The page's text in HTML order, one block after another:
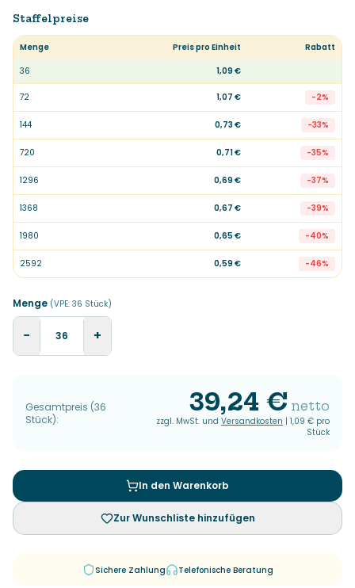
Staffelpreise
Menge Preis pro Einheit
Rabatt
36
1,09 €
72 1,07 € -2%
144 0,73 € -33%
720 0,71 € -35%
1296 0,69 € -37%
1368 0,67 € -39%
1980 0,65 € -40%
2592 0,59 € -46%
Menge (VPE: 36 Stück)
− +
Gesamtpreis (36
Stück):
39,24 € netto
zzgl. MwSt. und Versandkosten | 1,09 € pro
Stück
In den Warenkorb
Zur Wunschliste hinzufügen
Sichere Zahlung Telefonische Beratung